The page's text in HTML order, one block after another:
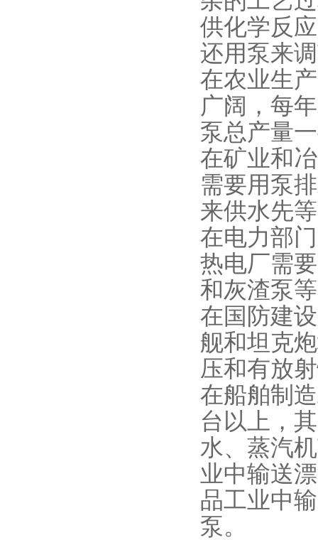
供化学反
还用泵来
在农业生
广阔，每
泵总产量
在矿业和
需要用泵
来供水先
在电力部
热电厂需
和灰渣泵
在国防建
舰和坦克
压和有放
在船舶制
台以上，
水、蒸汽
业中输送
品工业中
泵。